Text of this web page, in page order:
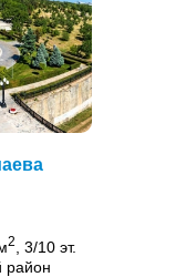
2
, 3/10 эт.
район